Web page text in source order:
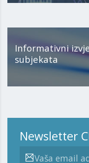
Informativni
subjekata
Newsletter